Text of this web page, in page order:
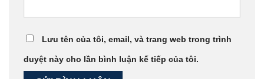
Lưu tên của tôi, email, và trang web trong trình
duyệt này cho lần bình luận kế tiếp của tôi.